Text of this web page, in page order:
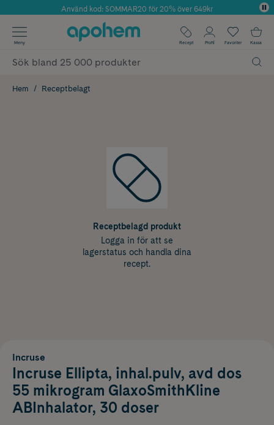
Årets Butik 2025 inom Skönhet
Använd kod: SOMMAR20 för 20% över 649kr
✓ Fri frakt
✓ Poäng på alla köp*
Meny Recept Profil Favoriter Kassa
Hem Receptbelagt
Receptbelagd produkt
Logga in för att se
lagerstatus och handla dina
recept.
Incruse
Incruse Ellipta, inhal.pulv, avd dos
55 mikrogram GlaxoSmithKline
ABInhalator, 30 doser